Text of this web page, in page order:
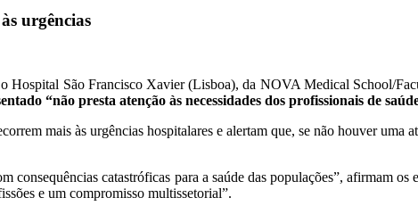
urgências
Hospital São Francisco Xavier (Lisboa), da NOVA Medical School/
“não presta atenção às necessidades dos profissionais de
mais às urgências hospitalares e alertam que, se não houver uma
consequências catastróficas para a saúde das populações”, afirmam
e um compromisso multissetorial”.